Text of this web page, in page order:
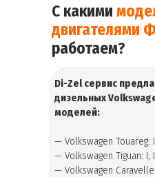
С какими
двигателями
работаем?
Di-Zel сервис
дизельных
моделей:
— Volkswagen Touareg:
— Volkswagen Tiguan: I,
— Volkswagen